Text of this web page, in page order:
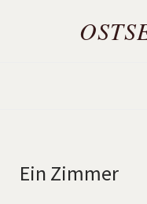
Ein Zimmer